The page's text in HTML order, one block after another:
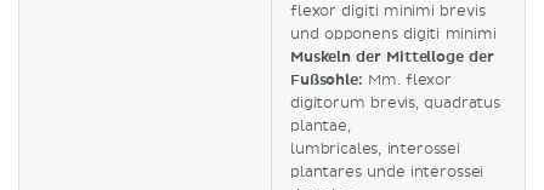
flexor digiti minimi brevis
und opponens digiti minimi
Muskeln der Mittelloge der
Fußsohle: Mm. flexor
digitorum brevis, quadratus
plantae,
lumbricales, interossei
plantares unde interossei